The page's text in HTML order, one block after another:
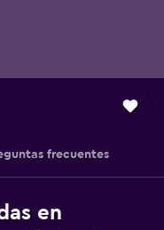
frecuentes
en